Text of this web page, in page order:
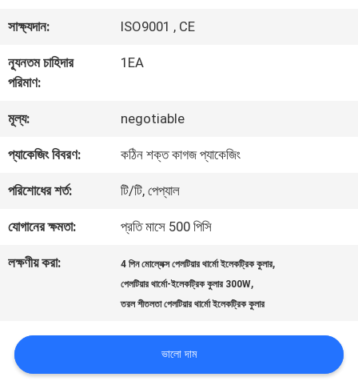
আমাদের
সম্পর্কে
কারখানা
ভ্রমণ
মান
নিয়ন্ত্রণ
করুন
সাক্ষ্যদান: ISO9001 , CE
ন্যূনতম চাহিদার
পরিমাণ:
1EA
মূল্য: negotiable
প্যাকেজিং বিবরণ: কঠিন শক্ত কাগজ প্যাকেজিং
পরিশোধের শর্ত: টি/টি, পেপ্যাল
যোগানের ক্ষমতা: প্রতি মাসে 500 পিসি
লক্ষণীয় করা: 4 পিন মোল্লেক্স পেলটিয়ার থার্মো ইলেকট্রিক কুলার,
পেলটিয়ার থার্মো-ইলেকট্রিক কুলার 300W,
তরল শীতলতা পেলটিয়ার থার্মো ইলেকট্রিক কুলার
ভালো দাম